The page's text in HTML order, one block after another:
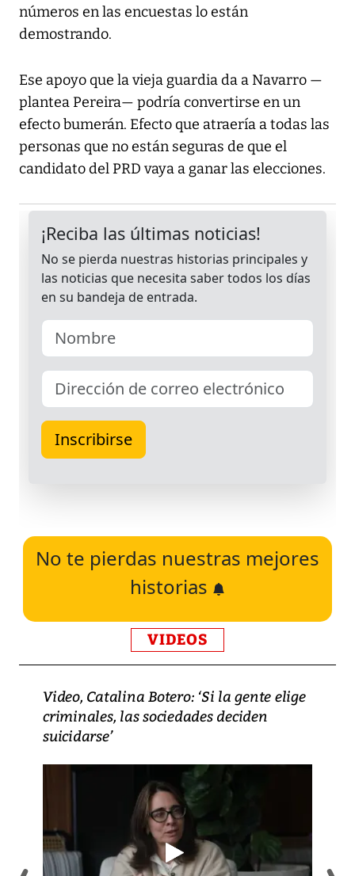
números en las encuestas lo están
demostrando.
Ese apoyo que la vieja guardia da a Navarro —
plantea Pereira— podría convertirse en un
efecto bumerán. Efecto que atraería a todas las
personas que no están seguras de que el
candidato del PRD vaya a ganar las elecciones.
No te pierdas nuestras mejores
historias
VIDEOS
Video, Catalina Botero: ‘Si la gente elige
criminales, las sociedades deciden
suicidarse’